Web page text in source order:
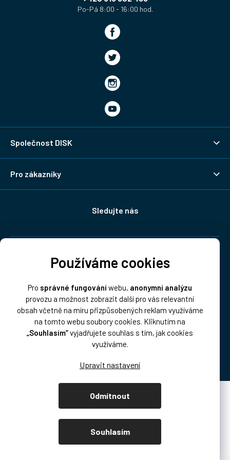
Používáme cookies
Pro správné fungováníwebu, anonymní analýzu
provozu a možnost zobrazit další pro vás relevantní
obsah včetně na míru přizpůsobených reklam využíváme
na tomto webu soubory cookies. Kliknutím na
„Souhlasím“vyjadřujete souhlas s tím, jak cookies
využíváme.
Odmítnout
Souhlasím
Společnost DISK
Pro zákazníky
Sledujte nás
Platba:
Copyright 2026 . Všechna práva vyhrazena.
Upravit nastavení cookies